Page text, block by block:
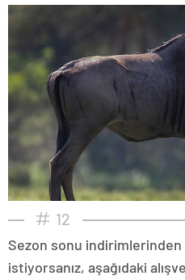
12
Sezon sonu
istiyorsanız, aşağıdaki